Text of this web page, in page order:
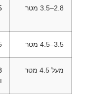
2.8–3.5 מטר
3.5–4.5 מטר
מעל 4.5 מטר